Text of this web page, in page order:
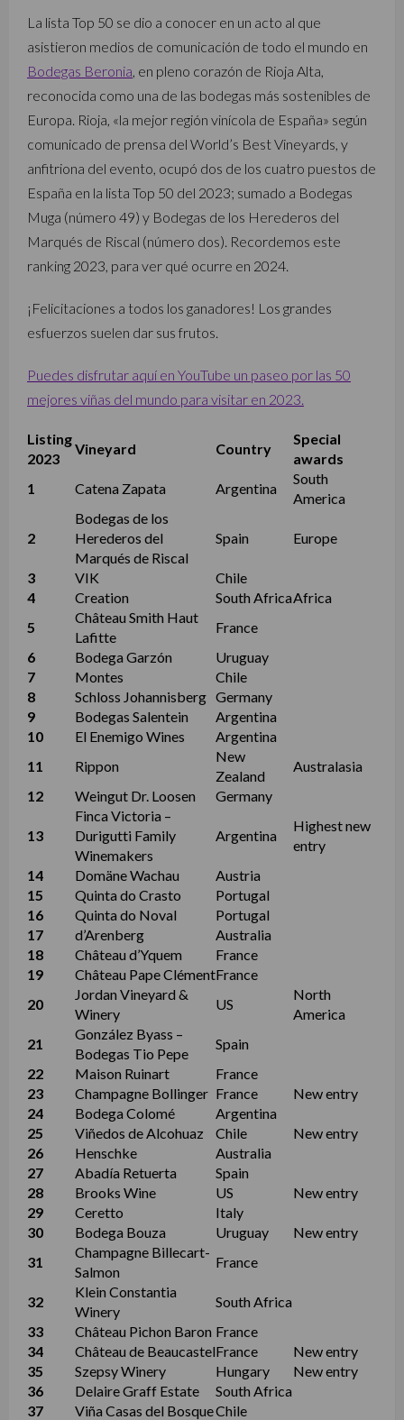
La lista Top 50 se dio a conocer en un acto al que
asistieron medios de comunicación de todo el mundo en
Bodegas Beronia , en pleno corazón de Rioja Alta,
reconocida como una de las bodegas más sostenibles de
Europa. Rioja, «la mejor región vinícola de España» según
comunicado de prensa del World’s Best Vineyards, y
anfitriona del evento, ocupó dos de los cuatro puestos de
España en la lista Top 50 del 2023; sumado a Bodegas
Muga (número 49) y Bodegas de los Herederos del
Marqués de Riscal (número dos). Recordemos este
ranking 2023, para ver qué ocurre en 2024.
¡Felicitaciones a todos los ganadores! Los grandes
esfuerzos suelen dar sus frutos.
Puedes disfrutar aquí en YouTube un paseo por las 50
mejores viñas del mundo para visitar en 2023.
Listing
2023
Vineyard Country
Special
awards
1
Catena Zapata Argentina
South
America
2
Bodegas de los
Herederos del
Marqués de Riscal
Spain Europe
3 VIK
Chile
4
Creation South AfricaAfrica
5
Château Smith Haut
Lafitte
France
6
Bodega Garzón
Uruguay
7
Montes
Chile
8
Schloss Johannisberg Germany
9
Bodegas Salentein
Argentina
10
El Enemigo Wines
Argentina
11
Rippon
New
Zealand
Australasia
12
Weingut Dr. Loosen Germany
13
Finca Victoria –
Durigutti Family
Winemakers
Argentina
Highest new
entry
14
Domäne Wachau
Austria
15
Quinta do Crasto
Portugal
16
Quinta do Noval
Portugal
17
d’Arenberg
Australia
18
Château d’Yquem
France
19
Château Pape ClémentFrance
20
Jordan Vineyard &
Winery
US
North
America
21
González Byass –
Bodegas Tio Pepe
Spain
22
Maison Ruinart
France
23
Champagne Bollinger France
New entry
24
Bodega Colomé
Argentina
25
Viñedos de Alcohuaz Chile
New entry
26
Henschke
Australia
27
Abadía Retuerta
Spain
28
Brooks Wine US
New entry
29
Ceretto
Italy
30
Bodega Bouza Uruguay
New entry
31
Champagne Billecart-
Salmon
France
32
Klein Constantia
Winery
South Africa
33
Château Pichon Baron France
34
Château de BeaucastelFrance
New entry
35
Szepsy Winery Hungary
New entry
36
Delaire Graff Estate
South Africa
37
Viña Casas del BosqueChile